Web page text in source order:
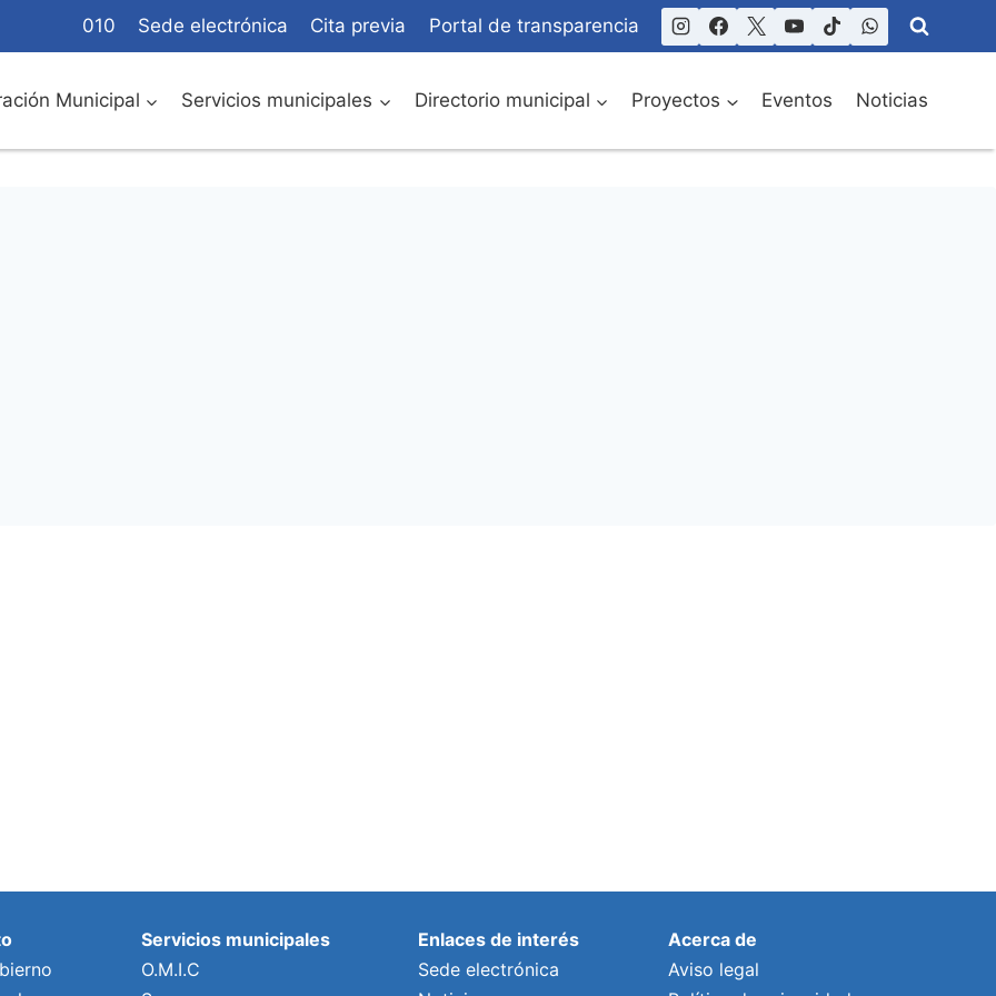
010 Sede electrónica Cita previa Portal de transparencia
Municipal Servicios municipales Directorio municipal Proyectos Eventos Noticias
Servicios municipales
O.M.I.C
Enlaces de interés
Sede electrónica
Acerca de
Aviso legal